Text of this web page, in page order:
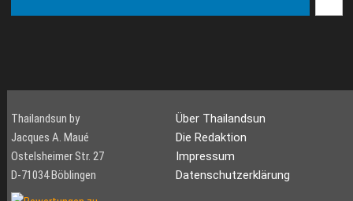
Thailandsun by
Jacques A. Maué
Ostelsheimer Str. 27
D-71034 Böblingen
Über Thailandsun
Die Redaktion
Impressum
Datenschutzerklärung